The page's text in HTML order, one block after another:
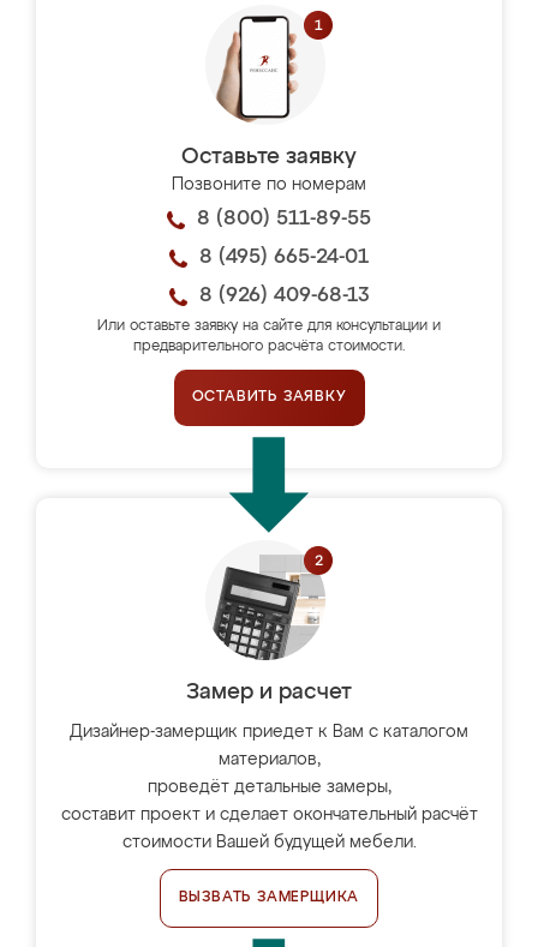
Оставьте заявку
Позвоните по номерам
8 (800) 511-89-55
8 (495) 665-24-01
8 (926) 409-68-13
Или оставьте заявку на сайте для консультации и
предварительного расчёта стоимости.
ОСТАВИТЬ ЗАЯВКУ
Замер и расчет
Дизайнер-замерщик приедет к Вам с каталогом
материалов,
проведёт детальные замеры,
составит проект и сделает окончательный расчёт
стоимости Вашей будущей мебели.
ВЫЗВАТЬ ЗАМЕРЩИКА